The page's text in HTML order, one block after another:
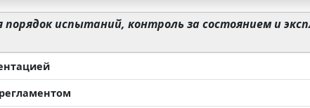
порядок испытаний, контроль за состоянием и